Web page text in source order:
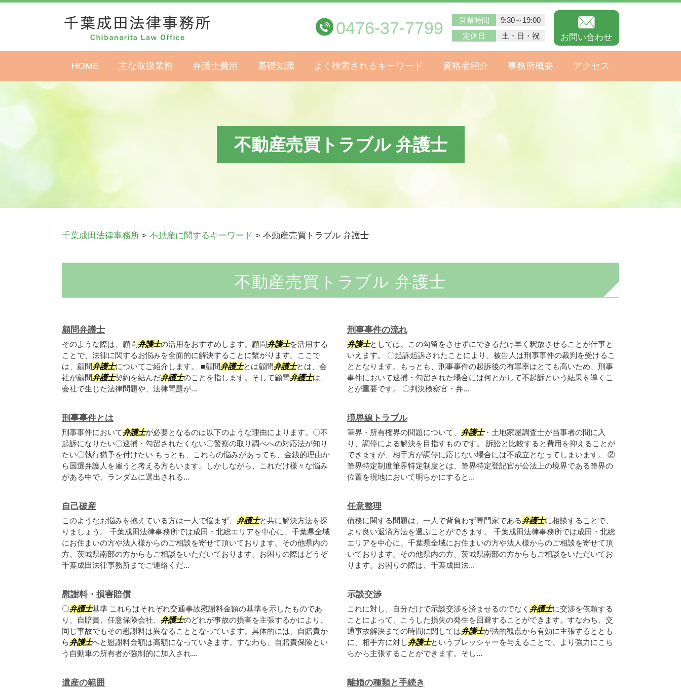
不動産売買トラブル 弁護士
0476-37-7799 営業時間
9:30～19:00
定休日
土・日・祝 お問い合わせ
HOME 主な取扱業務 弁護士費用 基礎知識 よく検索されるキーワード 資格者紹介 事務所概要 アクセス
千葉成田法律事務所 > 不動産に関するキーワード > 不動産売買トラブル 弁護士
不動産売買トラブル 弁護士
顧問弁護士
そのような際は、顧問弁護士の活用をおすすめします。顧問弁護士を活用する
ことで、法律に関するお悩みを全面的に解決することに繋がります。ここで
は、顧問弁護士についてご紹介します。 ■顧問弁護士とは顧問弁護士とは、会
社が顧問弁護士契約を結んだ弁護士のことを指します。そして顧問弁護士は、
会社で生じた法律問題や、法律問題が...
刑事事件の流れ
弁護士としては、この勾留をさせずにできるだけ早く釈放させることが仕事と
いえます。 〇起訴起訴されたことにより、被告人は刑事事件の裁判を受けるこ
ととなります。もっとも、刑事事件の起訴後の有罪率はとても高いため、刑事
事件において逮捕・勾留された場合には何とかして不起訴という結果を導くこ
とが重要です。 〇判決検察官・弁...
刑事事件とは
刑事事件において弁護士が必要となるのは以下のような理由によります。〇不
起訴になりたい〇逮捕・勾留されたくない〇警察の取り調べへの対応法が知り
たい〇執行猶予を付けたい もっとも、これらの悩みがあっても、金銭的理由か
ら国選弁護人を雇うと考える方もいます。しかしながら、これだけ様々な悩み
がある中で、ランダムに選出される...
境界線トラブル
筆界・所有権界の問題について、 弁護士・土地家屋調査士が当事者の間に入
り、調停による解決を目指すものです。 訴訟と比較すると費用を抑えることが
できますが、相手方が調停に応じない場合には不成立となってしまいます。 ②
筆界特定制度筆界特定制度とは、筆界特定登記官が公法上の境界である筆界の
位置を現地において明らかにすると...
自己破産
このようなお悩みを抱えている方は一人で悩まず、 弁護士と共に解決方法を探
りましょう。 千葉成田法律事務所では成田・北総エリアを中心に、千葉県全域
にお住まいの方や法人様からのご相談を寄せて頂いております。その他県内の
方、茨城県南部の方からもご相談をいただいております。お困りの際はどうぞ
千葉成田法律事務所までご連絡くだ...
任意整理
債務に関する問題は、一人で背負わず専門家である弁護士に相談することで、
より良い返済方法を選ぶことができます。 千葉成田法律事務所では成田・北総
エリアを中心に、千葉県全域にお住まいの方や法人様からのご相談を寄せて頂
いております。その他県内の方、茨城県南部の方からもご相談をいただいてお
ります。お困りの際は、千葉成田法...
慰謝料・損害賠償
〇弁護士基準 これらはそれぞれ交通事故慰謝料金額の基準を示したものであ
り、自賠責、任意保険会社、 弁護士のどれが事故の損害を主張するかにより、
同じ事故でもその慰謝料は異なることとなっています。具体的には、自賠責か
ら弁護士へと慰謝料金額は高額になっていきます。すなわち、自賠責保険とい
う自動車の所有者が強制的に加入され...
示談交渉
これに対し、自分だけで示談交渉を済ませるのでなく 弁護士に交渉を依頼する
ことによって、こうした損失の発生を回避することができます。すなわち、交
通事故解決までの時間に関しては弁護士が法的観点から有効に主張するととも
に、相手方に対し弁護士というプレッシャーを与えることで、より強力にこち
らから主張することができます。そし...
遺産の範囲 離婚の種類と手続き